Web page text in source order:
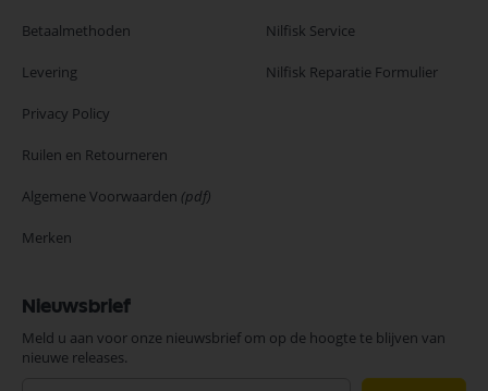
Betaalmethoden
Levering
Privacy Policy
Ruilen en Retourneren
Algemene Voorwaarden (pdf)
Merken
Nilfisk Service
Nilfisk Reparatie Formulier
Nieuwsbrief
Meld u aan voor onze nieuwsbrief om op de hoogte te blijven van
nieuwe releases.